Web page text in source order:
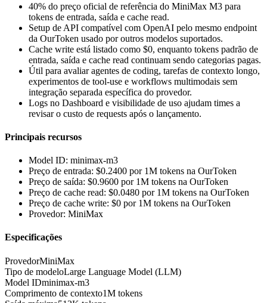
40% do preço oficial de referência do MiniMax M3 para
tokens de entrada, saída e cache read.
Setup de API compatível com OpenAI pelo mesmo endpoint
da OurToken usado por outros modelos suportados.
Cache write está listado como $0, enquanto tokens padrão de
entrada, saída e cache read continuam sendo categorias pagas.
Útil para avaliar agentes de coding, tarefas de contexto longo,
experimentos de tool-use e workflows multimodais sem
integração separada específica do provedor.
Logs no Dashboard e visibilidade de uso ajudam times a
revisar o custo de requests após o lançamento.
Principais recursos
Model ID: minimax-m3
Preço de entrada: $0.2400 por 1M tokens na OurToken
Preço de saída: $0.9600 por 1M tokens na OurToken
Preço de cache read: $0.0480 por 1M tokens na OurToken
Preço de cache write: $0 por 1M tokens na OurToken
Provedor: MiniMax
Especificações
ProvedorMiniMax
Tipo de modeloLarge Language Model (LLM)
Model IDminimax-m3
Comprimento de contexto1M tokens